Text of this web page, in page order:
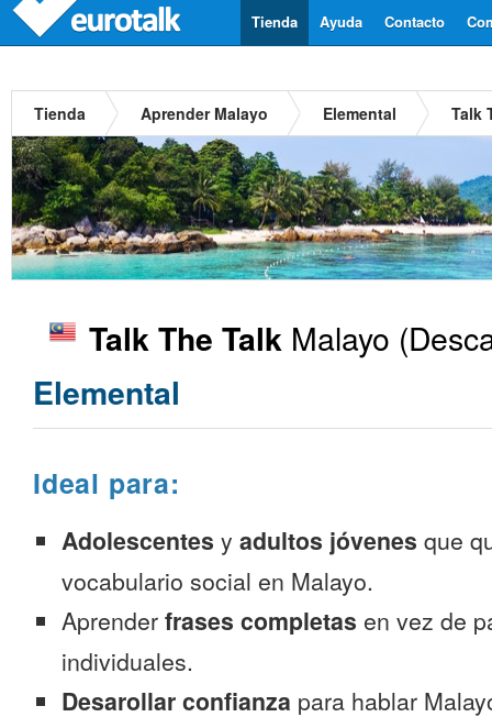
Contacto
Ayuda
Tienda
Tienda Aprender Malayo Elemental Talk
Talk The Talk Malayo
Elemental
Ideal para:
Adolescentes y adultos jóvenes que
vocabulario social en Malayo.
Aprender frases completas en vez de
individuales.
Desarollar confianza para hablar